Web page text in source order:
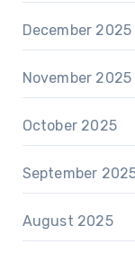
December 2025
November 2025
October 2025
September
August 2025